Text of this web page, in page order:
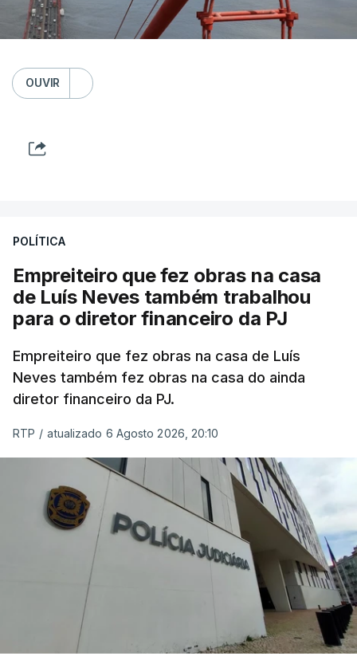
OUVIR
POLÍTICA
Empreiteiro que fez obras na casa
de Luís Neves também trabalhou
para o diretor financeiro da PJ
Empreiteiro que fez obras na casa de Luís
Neves também fez obras na casa do ainda
diretor financeiro da PJ.
RTP / atualizado 6 Agosto 2026, 20:10